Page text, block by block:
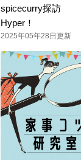
spicecurry探訪
Hyper！
2025年05年28日更新